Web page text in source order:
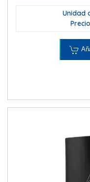
Unidad